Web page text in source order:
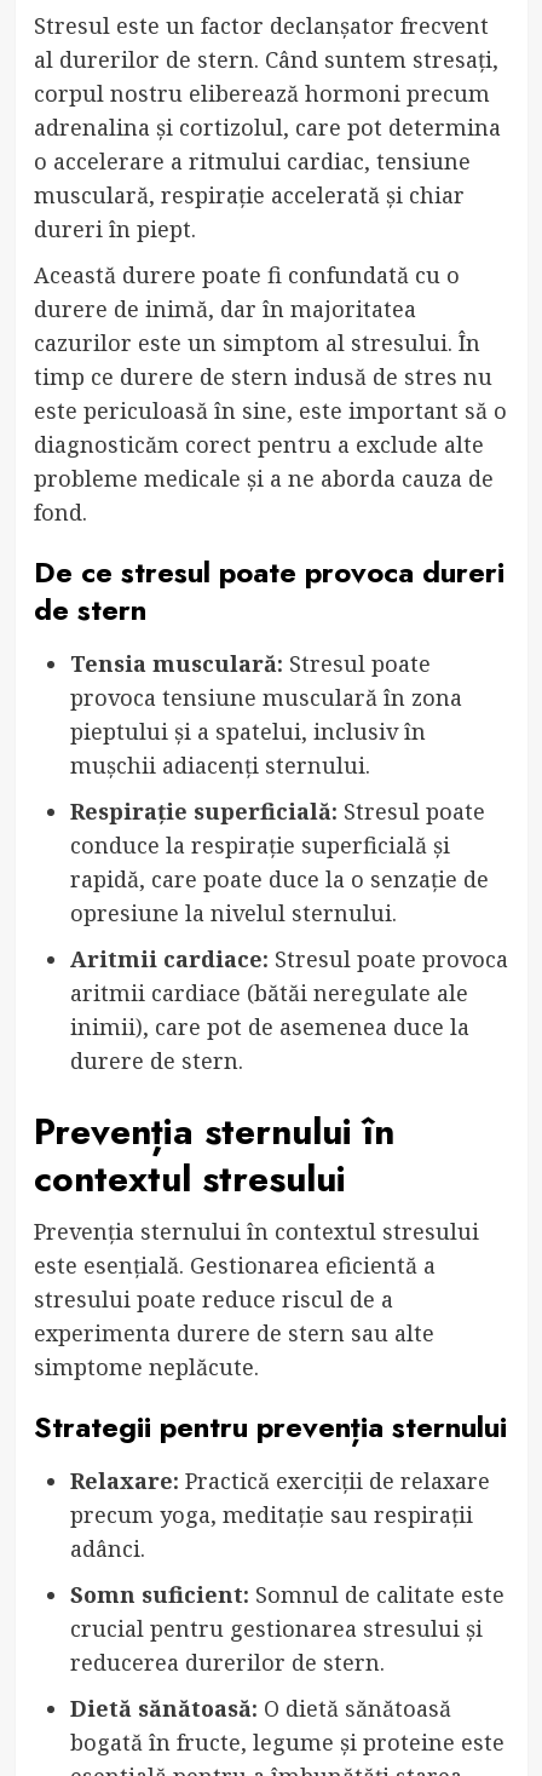
Stresul este un factor declanșator frecvent
al durerilor de stern. Când suntem stresați,
corpul nostru eliberează hormoni precum
adrenalina și cortizolul, care pot determina
o accelerare a ritmului cardiac, tensiune
musculară, respirație accelerată și chiar
dureri în piept.
Această durere poate fi confundată cu o
durere de inimă, dar în majoritatea
cazurilor este un simptom al stresului. În
timp ce durere de stern indusă de stres nu
este periculoasă în sine, este important să o
diagnosticăm corect pentru a exclude alte
probleme medicale și a ne aborda cauza de
fond.
De ce stresul poate provoca dureri
de stern
Tensia musculară: Stresul poate
provoca tensiune musculară în zona
pieptului și a spatelui, inclusiv în
mușchii adiacenți sternului.
Respirație superficială: Stresul poate
conduce la respirație superficială și
rapidă, care poate duce la o senzație de
opresiune la nivelul sternului.
Aritmii cardiace: Stresul poate provoca
aritmii cardiace (bătăi neregulate ale
inimii), care pot de asemenea duce la
durere de stern.
Prevenția sternului în
contextul stresului
Prevenția sternului în contextul stresului
este esențială. Gestionarea eficientă a
stresului poate reduce riscul de a
experimenta durere de stern sau alte
simptome neplăcute.
Strategii pentru prevenția sternului
Relaxare: Practică exerciții de relaxare
precum yoga, meditație sau respirații
adânci.
Somn suficient: Somnul de calitate este
crucial pentru gestionarea stresului și
reducerea durerilor de stern.
Dietă sănătoasă: O dietă sănătoasă
bogată în fructe, legume și proteine este